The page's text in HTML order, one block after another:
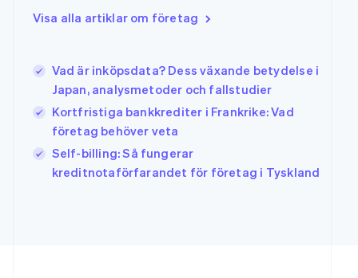
Visa alla artiklar om företag
Vad är inköpsdata? Dess växande betydelse i
Japan, analysmetoder och fallstudier
Kortfristiga bankkrediter i Frankrike: Vad
företag behöver veta
Self-billing: Så fungerar
kreditnotaförfarandet för företag i Tyskland
Irland
Italiano English
Japan
Kanada
EnglishFrançais
Kroatien
English Italiano
Lettland